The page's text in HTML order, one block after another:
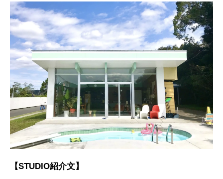
【STUDIO紹介文】